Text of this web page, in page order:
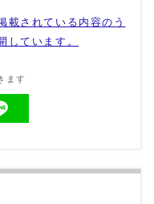
載されている内容のう
しています。
ます